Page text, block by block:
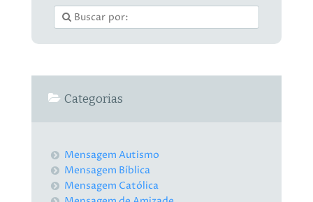
Categorias
Mensagem Autismo
Mensagem Bíblica
Mensagem Católica